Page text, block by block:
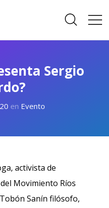
Sergio
en Evento
activista de
Movimiento Ríos
Sanín filósofo,